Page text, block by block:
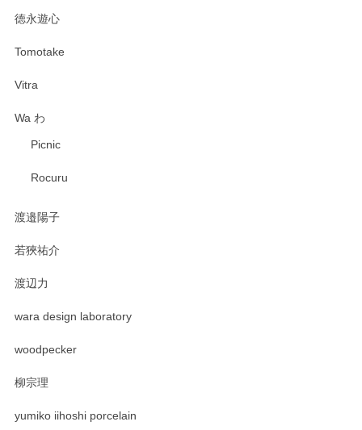
徳永遊心
Tomotake
Vitra
Wa わ
Picnic
Rocuru
渡邉陽子
若狹祐介
渡辺力
wara design laboratory
woodpecker
柳宗理
yumiko iihoshi porcelain